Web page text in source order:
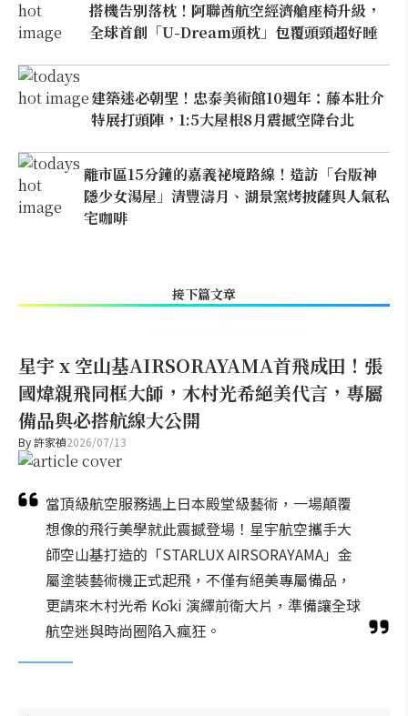
搭機告別落枕！阿聯酋航空經濟艙座椅升級，
全球首創「U-Dream頭枕」包覆頭頸超好睡
建築迷必朝聖！忠泰美術館10週年：藤本壯介
特展打頭陣，1:5大屋根8月震撼空降台北
離市區15分鐘的嘉義祕境路線！造訪「台版神
隱少女湯屋」清豐濤月、湖景窯烤披薩與人氣私
宅咖啡
接下篇文章
星宇 x 空山基AIRSORAYAMA首飛成田！張
國煒親飛同框大師，木村光希絕美代言，專屬
備品與必搭航線大公開
By許家禎2026/07/13
當頂級航空服務遇上日本殿堂級藝術，一場顛覆
想像的飛行美學就此震撼登場！星宇航空攜手大
師空山基打造的「STARLUX AIRSORAYAMA」金
屬塗裝藝術機正式起飛，不僅有絕美專屬備品，
更請來木村光希 Kōki 演繹前衛大片，準備讓全球
航空迷與時尚圈陷入瘋狂。